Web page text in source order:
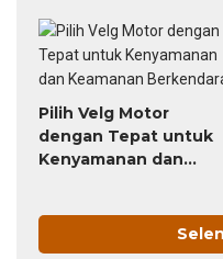
Pilih Velg Motor
dengan Tepat untuk
Kenyamanan dan